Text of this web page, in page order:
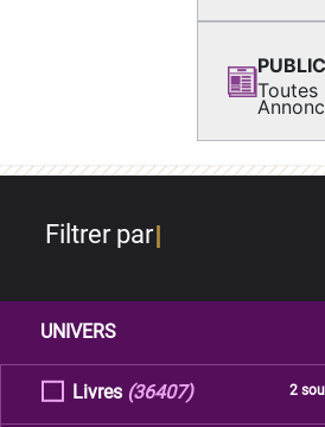
Toutes
Filtrer par
UNIVERS
Livres 2
(36407)